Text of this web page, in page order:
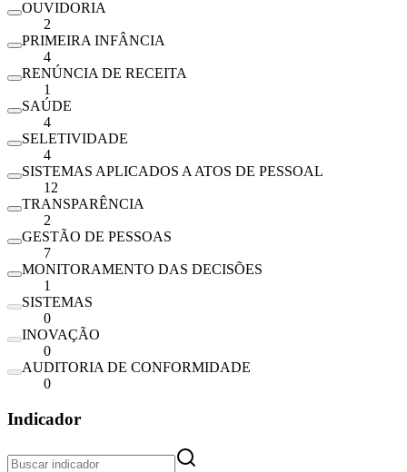
OUVIDORIA
2
PRIMEIRA INFÂNCIA
4
RENÚNCIA DE RECEITA
1
SAÚDE
4
SELETIVIDADE
4
SISTEMAS APLICADOS A ATOS DE PESSOAL
12
TRANSPARÊNCIA
2
GESTÃO DE PESSOAS
7
MONITORAMENTO DAS DECISÕES
1
SISTEMAS
0
INOVAÇÃO
0
AUDITORIA DE CONFORMIDADE
0
Indicador